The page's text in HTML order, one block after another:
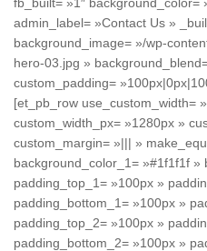
admin_label= »Contact Us »
background_image= »/wp-
hero-03.jpg »
custom_padding=
[et_pb_row use_custom_width=
custom_width_px= »1280px »
custom_margin= »||| »
background_color_1= »#1f1f1f
padding_top_1= »100px »
padding_bottom_1= »100px »
padding_top_2= »100px »
padding_bottom_2= »100px »